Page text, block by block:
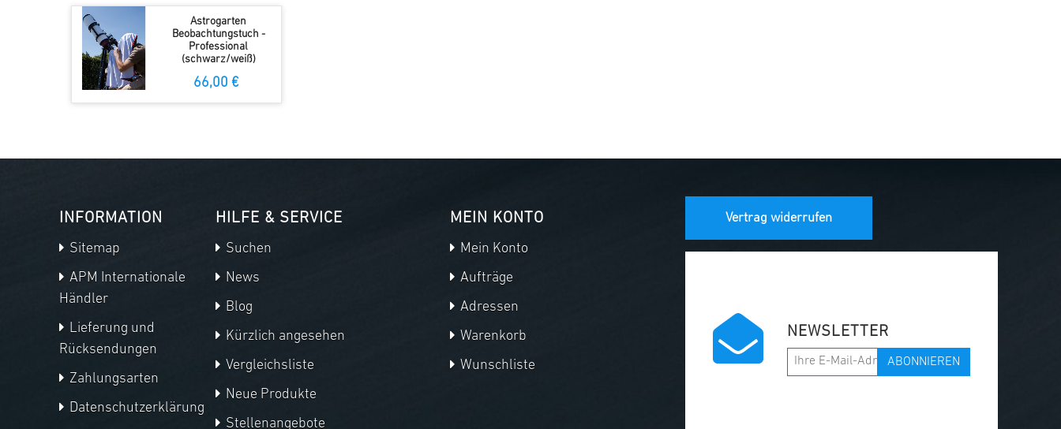
Astrogarten
Beobachtungstuch -
Professional
(schwarz/weiß)
66,00 €
INFORMATION
Sitemap
APM Internationale
Händler
Lieferung und
Rücksendungen
Zahlungsarten
Datenschutzerklärung
HILFE & SERVICE
Suchen
News
Blog
Kürzlich angesehen
Vergleichsliste
Neue Produkte
Stellenangebote
MEIN KONTO
Mein Konto
Aufträge
Adressen
Warenkorb
Wunschliste
Vertrag widerrufen
NEWSLETTER
ABONNIEREN